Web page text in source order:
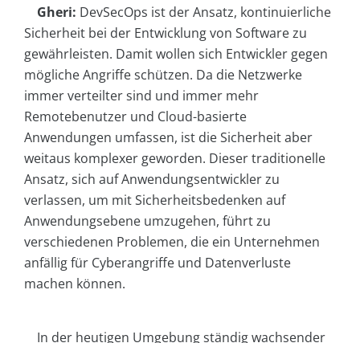
Gheri: DevSecOps ist der Ansatz, kontinuierliche
Sicherheit bei der Entwicklung von Software zu
gewährleisten. Damit wollen sich Entwickler gegen
mögliche Angriffe schützen. Da die Netzwerke
immer verteilter sind und immer mehr
Remotebenutzer und Cloud-basierte
Anwendungen umfassen, ist die Sicherheit aber
weitaus komplexer geworden. Dieser traditionelle
Ansatz, sich auf Anwendungsentwickler zu
verlassen, um mit Sicherheitsbedenken auf
Anwendungsebene umzugehen, führt zu
verschiedenen Problemen, die ein Unternehmen
anfällig für Cyberangriffe und Datenverluste
machen können.
In der heutigen Umgebung ständig wachsender